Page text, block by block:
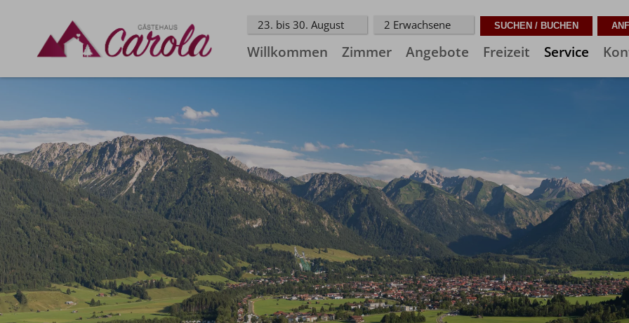
23. bis 30. August 2 Erwachsene
Willkommen Zimmer Angebote Freizeit Service